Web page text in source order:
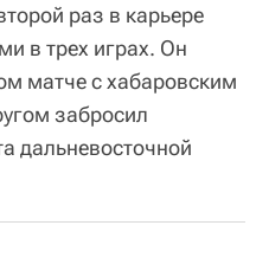
раз в карьере
в трех играх. Он
матче с хабаровским
забросил
дальневосточной